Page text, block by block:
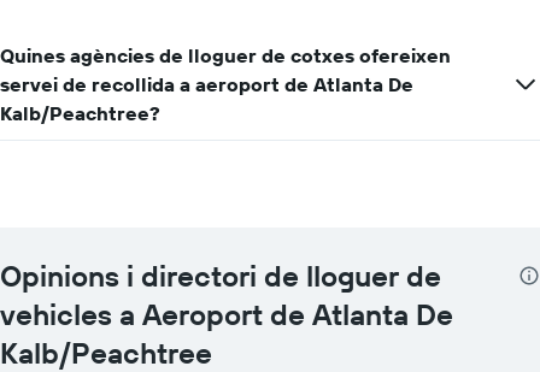
Quines agències de lloguer de cotxes ofereixen
servei de recollida a aeroport de Atlanta De
Kalb/Peachtree?
Opinions i directori de lloguer de
vehicles a Aeroport de Atlanta De
Kalb/Peachtree